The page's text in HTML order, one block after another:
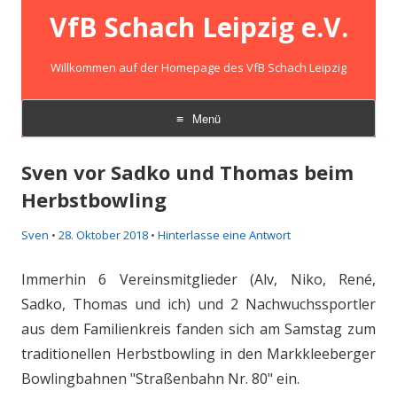
VfB Schach Leipzig e.V.
Willkommen auf der Homepage des VfB Schach Leipzig
Menü
Zum
springen
Sven vor Sadko und Thomas beim
Herbstbowling
Sven • 28. Oktober 2018 • Hinterlasse eine Antwort
Immerhin 6 Vereinsmitglieder (Alv, Niko, René,
Sadko, Thomas und ich) und 2 Nachwuchssportler
aus dem Familienkreis fanden sich am Samstag zum
traditionellen Herbstbowling in den Markkleeberger
Bowlingbahnen "Straßenbahn Nr. 80" ein.